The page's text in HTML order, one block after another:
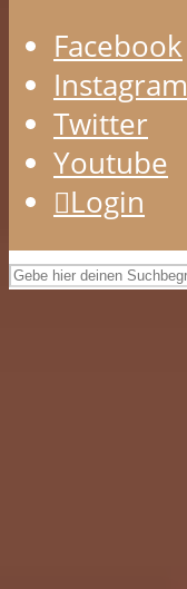
Facebook
Instagram
Twitter
Youtube
Login